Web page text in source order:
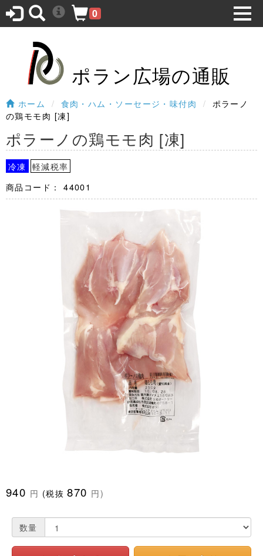
ポラン広場の通販
0
ホーム 食肉・ハム・ソーセージ・味付肉
ポラーノ
の鶏モモ肉 [凍]
ポラーノの鶏モモ肉 [凍]
冷凍
軽減税率
商品コード：
44001
940 円 (税抜 870 円)
数量